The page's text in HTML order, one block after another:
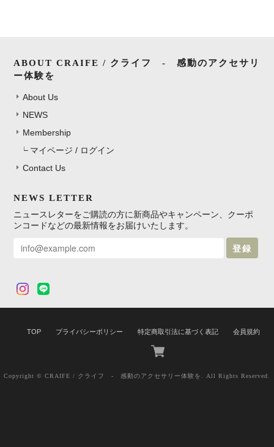
ABOUT CRAIFE / クライフ - 感動のアクセサリ
ー体験を
About Us
NEWS
Membership
マイページ / ログイン
Contact Us
NEWS LETTER
ニュースレターをご購読の方に新商品やキャンペーン、クーポ
ンコードなどの最新情報をお届けいたします。
登録
TOP プライバシーポリシー 特定商取引法に基づく表記 会員規約
Copyright © CRAIFE / クライフ - 感動のアクセサリー体験を. All Rights Reserved.